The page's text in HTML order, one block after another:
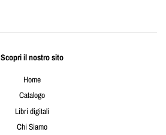
Scopri il nostro sito
Home
Catalogo
Libri digitali
Chi Siamo